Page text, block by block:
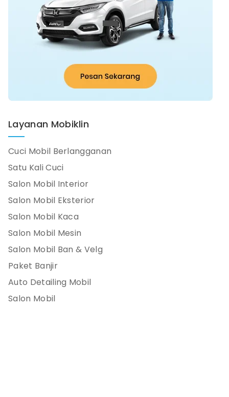
Layanan Mobiklin
Cuci Mobil Berlangganan
Satu Kali Cuci
Salon Mobil Interior
Salon Mobil Eksterior
Salon Mobil Kaca
Salon Mobil Mesin
Salon Mobil Ban & Velg
Paket Banjir
Auto Detailing Mobil
Salon Mobil